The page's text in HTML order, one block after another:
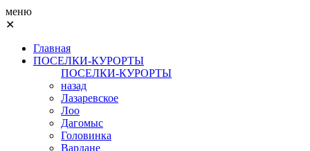
меню
✕
Главная
ПОСЕЛКИ-КУРОРТЫ
ПОСЕЛКИ-КУРОРТЫ
назад
Лазаревское
Лоо
Дагомыс
Головинка
Вардане